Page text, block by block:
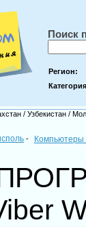
Поиск
Регион:
/ Узбекистан /
- Компьютеры